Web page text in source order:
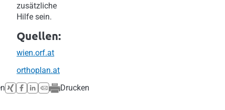
zusätzliche
Hilfe sein.
Quellen:
wien.orf.at
orthoplan.at
Drucken